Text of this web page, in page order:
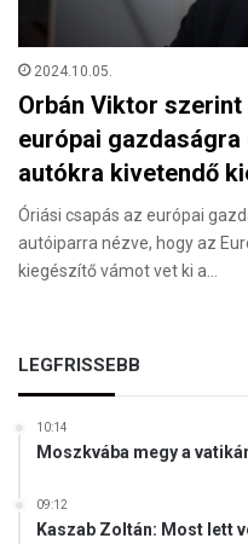
2024.10.05.
Orbán Viktor
európai
autókra kivetendő
Óriási csapás az európai
autóiparra nézve, hogy az
kiegészítő vámot vet ki a…
LEGFRISSEBB
10:14
Moszkvába megy a
09:12
Kaszab Zoltán: Most lett